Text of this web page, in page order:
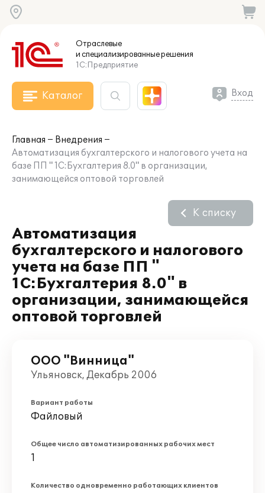
Отраслевые
и специализированныерешения
1С:Предприятие
Каталог Вход
Главная
Внедрения
Автоматизация бухгалтерского и налогового учета на
базе ПП " 1С:Бухгалтерия 8.0" в организации,
занимающейся оптовой торговлей
Автоматизация
бухгалтерского и налогового
учета на базе ПП "
1С:Бухгалтерия 8.0" в
организации, занимающейся
оптовой торговлей
К списку
ООО "Винница"
Ульяновск, Декабрь 2006
Вариант работы
Файловый
Общее число автоматизированных рабочих мест
1
Количество одновременно работающих клиентов